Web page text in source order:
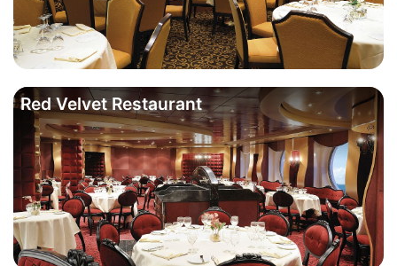
Red Velvet Restaurant